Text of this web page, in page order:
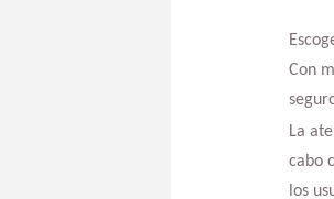
Con
La
cabo
los